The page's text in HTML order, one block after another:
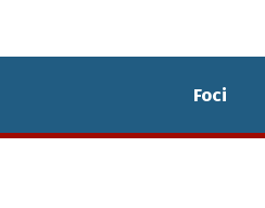
Foci